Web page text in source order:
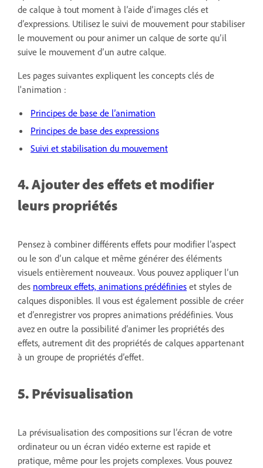
de calque à tout moment à l’aide d’images clés et
d’expressions. Utilisez le suivi de mouvement pour stabiliser
le mouvement ou pour animer un calque de sorte qu’il
suive le mouvement d’un autre calque.
Les pages suivantes expliquent les concepts clés de
l'animation :
Principes de base de l’animation
Principes de base des expressions
Suivi et stabilisation du mouvement
4. Ajouter des effets et modifier
leurs propriétés
Pensez à combiner différents effets pour modifier l’aspect
ou le son d’un calque et même générer des éléments
visuels entièrement nouveaux. Vous pouvez appliquer l’un
des nombreux effets, animations prédéfinies et styles de
calques disponibles. Il vous est également possible de créer
et d’enregistrer vos propres animations prédéfinies. Vous
avez en outre la possibilité d’animer les propriétés des
effets, autrement dit des propriétés de calques appartenant
à un groupe de propriétés d’effet.
5. Prévisualisation
La prévisualisation des compositions sur l’écran de votre
ordinateur ou un écran vidéo externe est rapide et
pratique, même pour les projets complexes. Vous pouvez